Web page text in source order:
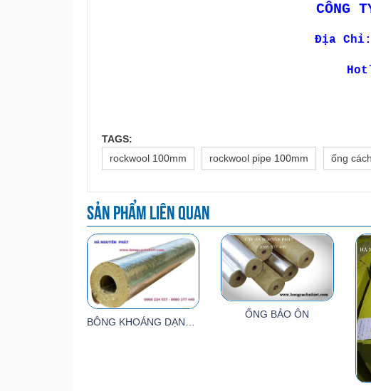
CÔNG
Địa Chỉ:
TAGS:
rockwool 100mm
rockwool pipe 100mm ống
Sản phẩm liên quan
ỐNG BẢO ÔN